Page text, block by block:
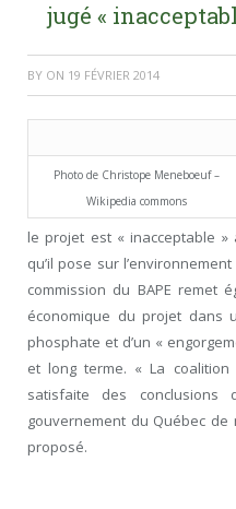
jugé «
BY ON 19 FÉVRIER 2014
Photo de Christope Meneboeuf –
Wikipedia commons
le projet est « inacceptable
qu’il pose sur
commission du BAPE remet
économique du projet dans
phosphate et d’un «
et long terme. « La
satisfaite des conclusions
gouvernement du Québec
proposé.